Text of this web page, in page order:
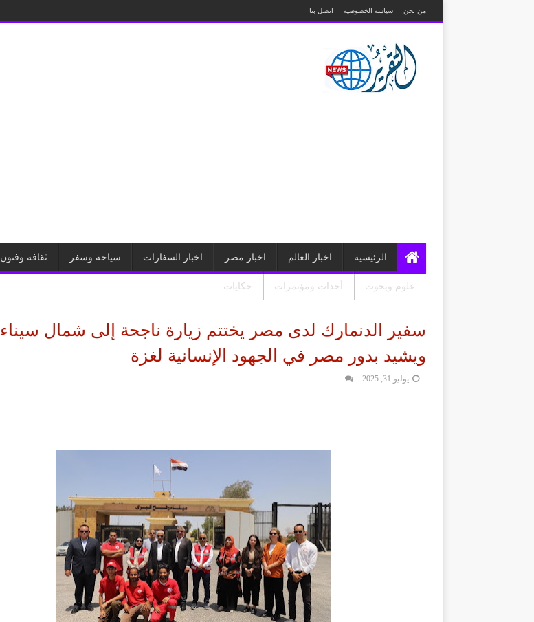
من نحن سياسة الخصوصية اتصل بنا
الرئيسية اخبار العالم اخبار مصر اخبار السفارات سياحة وسفر ثقافة وفنون
علوم وبحوث أحداث ومؤتمرات حكايات
سفير الدنمارك لدى مصر يختتم زيارة ناجحة إلى شمال سيناء
ويشيد بدور مصر في الجهود الإنسانية لغزة
يوليو 31, 2025